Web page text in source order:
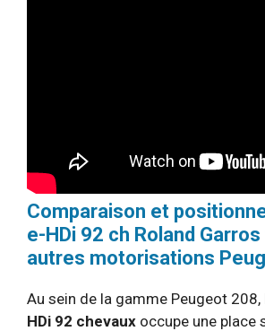
Comparaison et
e-HDi 92 ch Roland
autres motorisations
Au sein de la gamme Peugeot
HDi 92 chevaux occupe une place